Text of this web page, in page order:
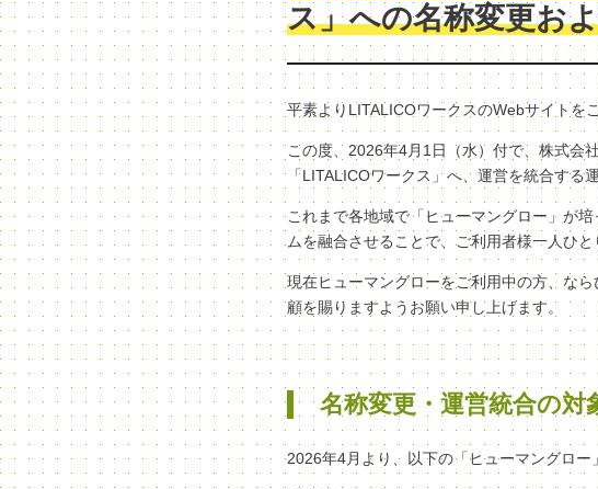
ス」への名称変更お
平素よりLITALICOワークスのWebサイトを
この度、2026年4月1日（水）付で、株式会
「LITALICOワークス」へ、運営を統合する
これまで各地域で「ヒューマングロー」が
ムを融合させることで、ご利用者様一人ひ
現在ヒューマングローをご利用中の方、な
顧を賜りますようお願い申し上げます。
名称変更・運営統合の対
2026年4月より、以下の「ヒューマングロ